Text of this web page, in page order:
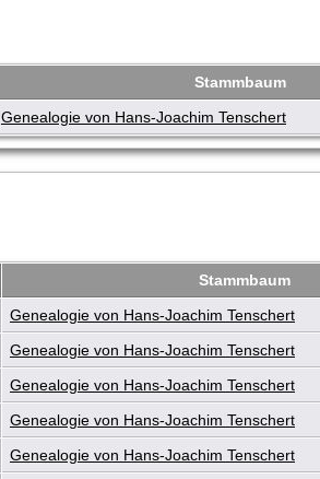
Stammbaum
Genealogie von Hans-Joachim Tenschert
Stammbaum
Genealogie von Hans-Joachim Tenschert
Genealogie von Hans-Joachim Tenschert
Genealogie von Hans-Joachim Tenschert
Genealogie von Hans-Joachim Tenschert
Genealogie von Hans-Joachim Tenschert